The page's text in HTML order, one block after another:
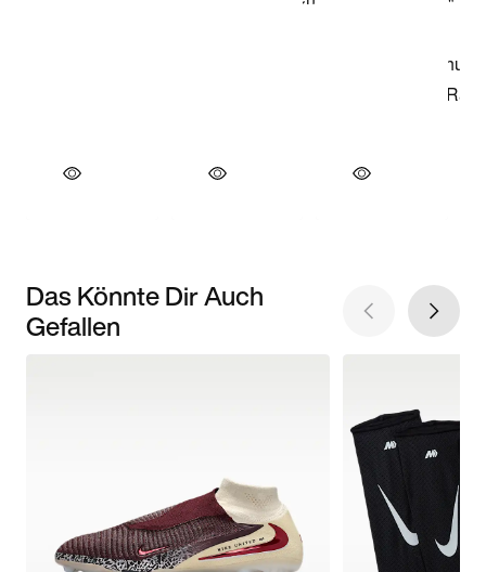
Das Könnte Dir Auch
Gefallen